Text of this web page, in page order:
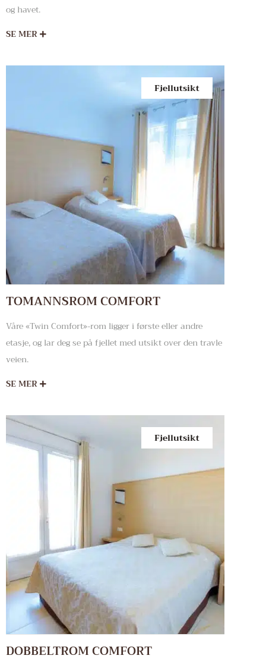
og havet.
SE MER
Fjellutsikt
TOMANNSROM COMFORT
Våre «Twin Comfort»-rom ligger i første eller andre
etasje, og lar deg se på fjellet med utsikt over den travle
veien.
SE MER
Fjellutsikt
DOBBELTROM COMFORT